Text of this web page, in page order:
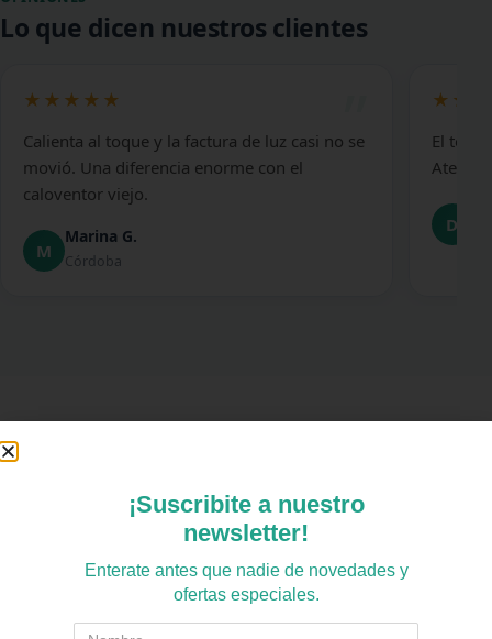
Lo que dicen nuestros clientes
”
★★★★★
Calienta al toque y la factura de luz casi no se
movió. Una diferencia enorme con el
caloventor viejo.
M
Marina G.
Córdoba
El
D
¡Suscribite a nuestro
newsletter!
Enterate antes que nadie de novedades y
ofertas especiales.